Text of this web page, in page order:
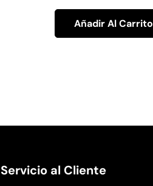
Añadir Al Carrito
Servicio al Cliente